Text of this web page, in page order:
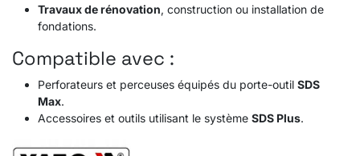
Travaux de rénovation, construction ou installation de
fondations.
Compatible avec :
Perforateurs et perceuses équipés du porte-outil SDS
Max.
Accessoires et outils utilisant le système SDS Plus.